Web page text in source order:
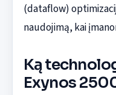
(dataflow)
naudojimą, kai
Ką
Exynos